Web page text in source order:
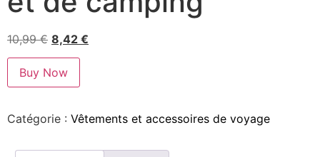
10,99€ 8,42 €
Buy Now
Catégorie : Vêtements et accessoires de voyage